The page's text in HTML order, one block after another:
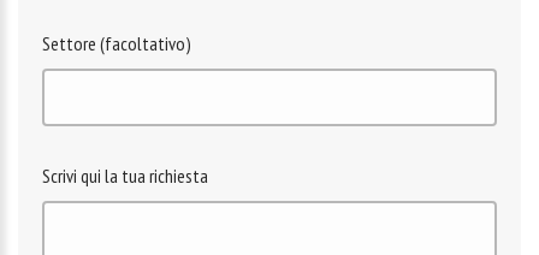
Settore (facoltativo)
Scrivi qui la tua richiesta